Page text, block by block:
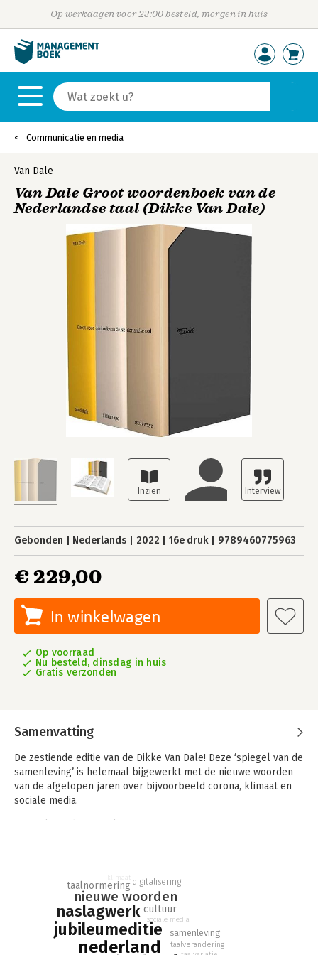
Op werkdagen voor 23:00 besteld, morgen in huis
Communicatie en media
Van Dale
Van Dale Groot woordenboek van de
Nederlandse taal (Dikke Van Dale)
Gebonden Nederlands 2022 16e druk 9789460775963
€ 229,00
In winkelwagen
Op voorraad
Nu besteld, dinsdag in huis
Gratis verzonden
Samenvatting
De zestiende editie van de Dikke Van Dale! Deze ‘spiegel van de
samenleving’ is helemaal bijgewerkt met de nieuwe woorden
van de afgelopen jaren over bijvoorbeeld corona, klimaat en
sociale media.
zien hoe de taal, maar ook hoe de samenleving verandert.
• Ruim 10.000 nieuwe vaste verbindingen, uitdrukkingen,
spreekwoorden en voorbeelden zijn toegevoegd, die het
woordenboek nóg completer maken.
• De definities zijn up-to-date.
• Kaderteksten verspreid in het boek bieden handige en leuke
nederland
jubileumeditie
naslagwerk
nieuwe woorden
taalnormering
cultuur
digitalisering
samenleving
taalverandering
sociale media
klimaat